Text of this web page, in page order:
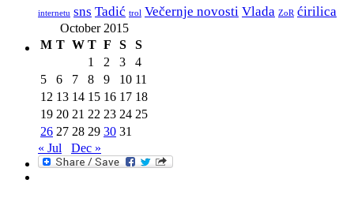
internetu sns Tadić trol Večernje novosti Vlada ZoR ćirilica
October 2015
M T W T F S
S
1
2 3
4
5
6 7 8 9 10 11
12 13 14 15 16 17 18
19 20 21 22 23 24 25
26 27 28 29 30 31
« Jul
Dec »